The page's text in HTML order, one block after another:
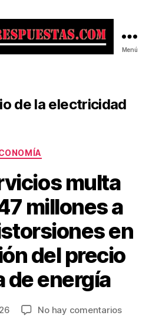
Menú
de la electricidad
Categorías
multa
millones a
en
del precio
de energía
No hay comentariosen